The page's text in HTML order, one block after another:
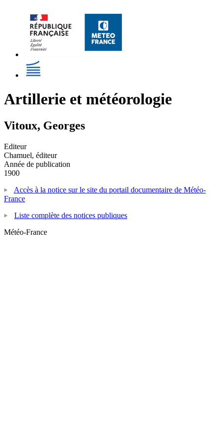
Artillerie et météorologie
Vitoux, Georges
Editeur
Chamuel, éditeur
Année de publication
1900
Accès à la notice sur le site du portail documentaire de Météo-
France
Liste complète des notices publiques
Météo-France